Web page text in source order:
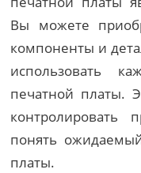
Вы можете
компоненты и
использовать
печатной платы.
контролировать
понять
платы.